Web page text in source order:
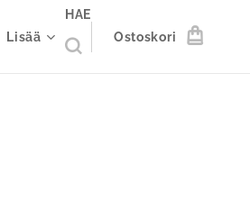
Lisää
HAE
Ostoskori